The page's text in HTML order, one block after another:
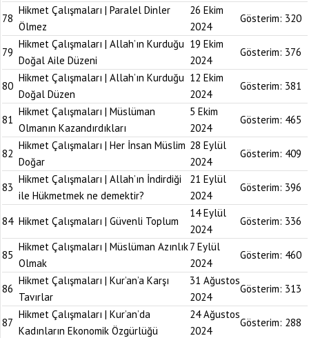
78
Hikmet Çalışmaları | Paralel Dinler
Ölmez
26 Ekim
2024
Gösterim: 320
79
Hikmet Çalışmaları | Allah’ın Kurduğu
Doğal Aile Düzeni
19 Ekim
2024
Gösterim: 376
80
Hikmet Çalışmaları | Allah’ın Kurduğu
Doğal Düzen
12 Ekim
2024
Gösterim: 381
81
Hikmet Çalışmaları | Müslüman
Olmanın Kazandırdıkları
5 Ekim
2024
Gösterim: 465
82
Hikmet Çalışmaları | Her İnsan Müslim
Doğar
28 Eylül
2024
Gösterim: 409
83
Hikmet Çalışmaları | Allah’ın İndirdiği
ile Hükmetmek ne demektir?
21 Eylül
2024
Gösterim: 396
84 Hikmet Çalışmaları | Güvenli Toplum
14 Eylül
2024
Gösterim: 336
85
Hikmet Çalışmaları | Müslüman Azınlık
Olmak
7 Eylül
2024
Gösterim: 460
86
Hikmet Çalışmaları | Kur’an’a Karşı
Tavırlar
31 Ağustos
2024
Gösterim: 313
87
Hikmet Çalışmaları | Kur’an’da
Kadınların Ekonomik Özgürlüğü
24 Ağustos
2024
Gösterim: 288